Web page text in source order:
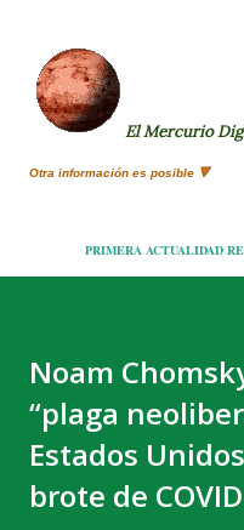
El Mercurio
Otra información es posible 🔻
PRIMERA ACTUALIDAD
Noam
“plaga
Estados
brote de